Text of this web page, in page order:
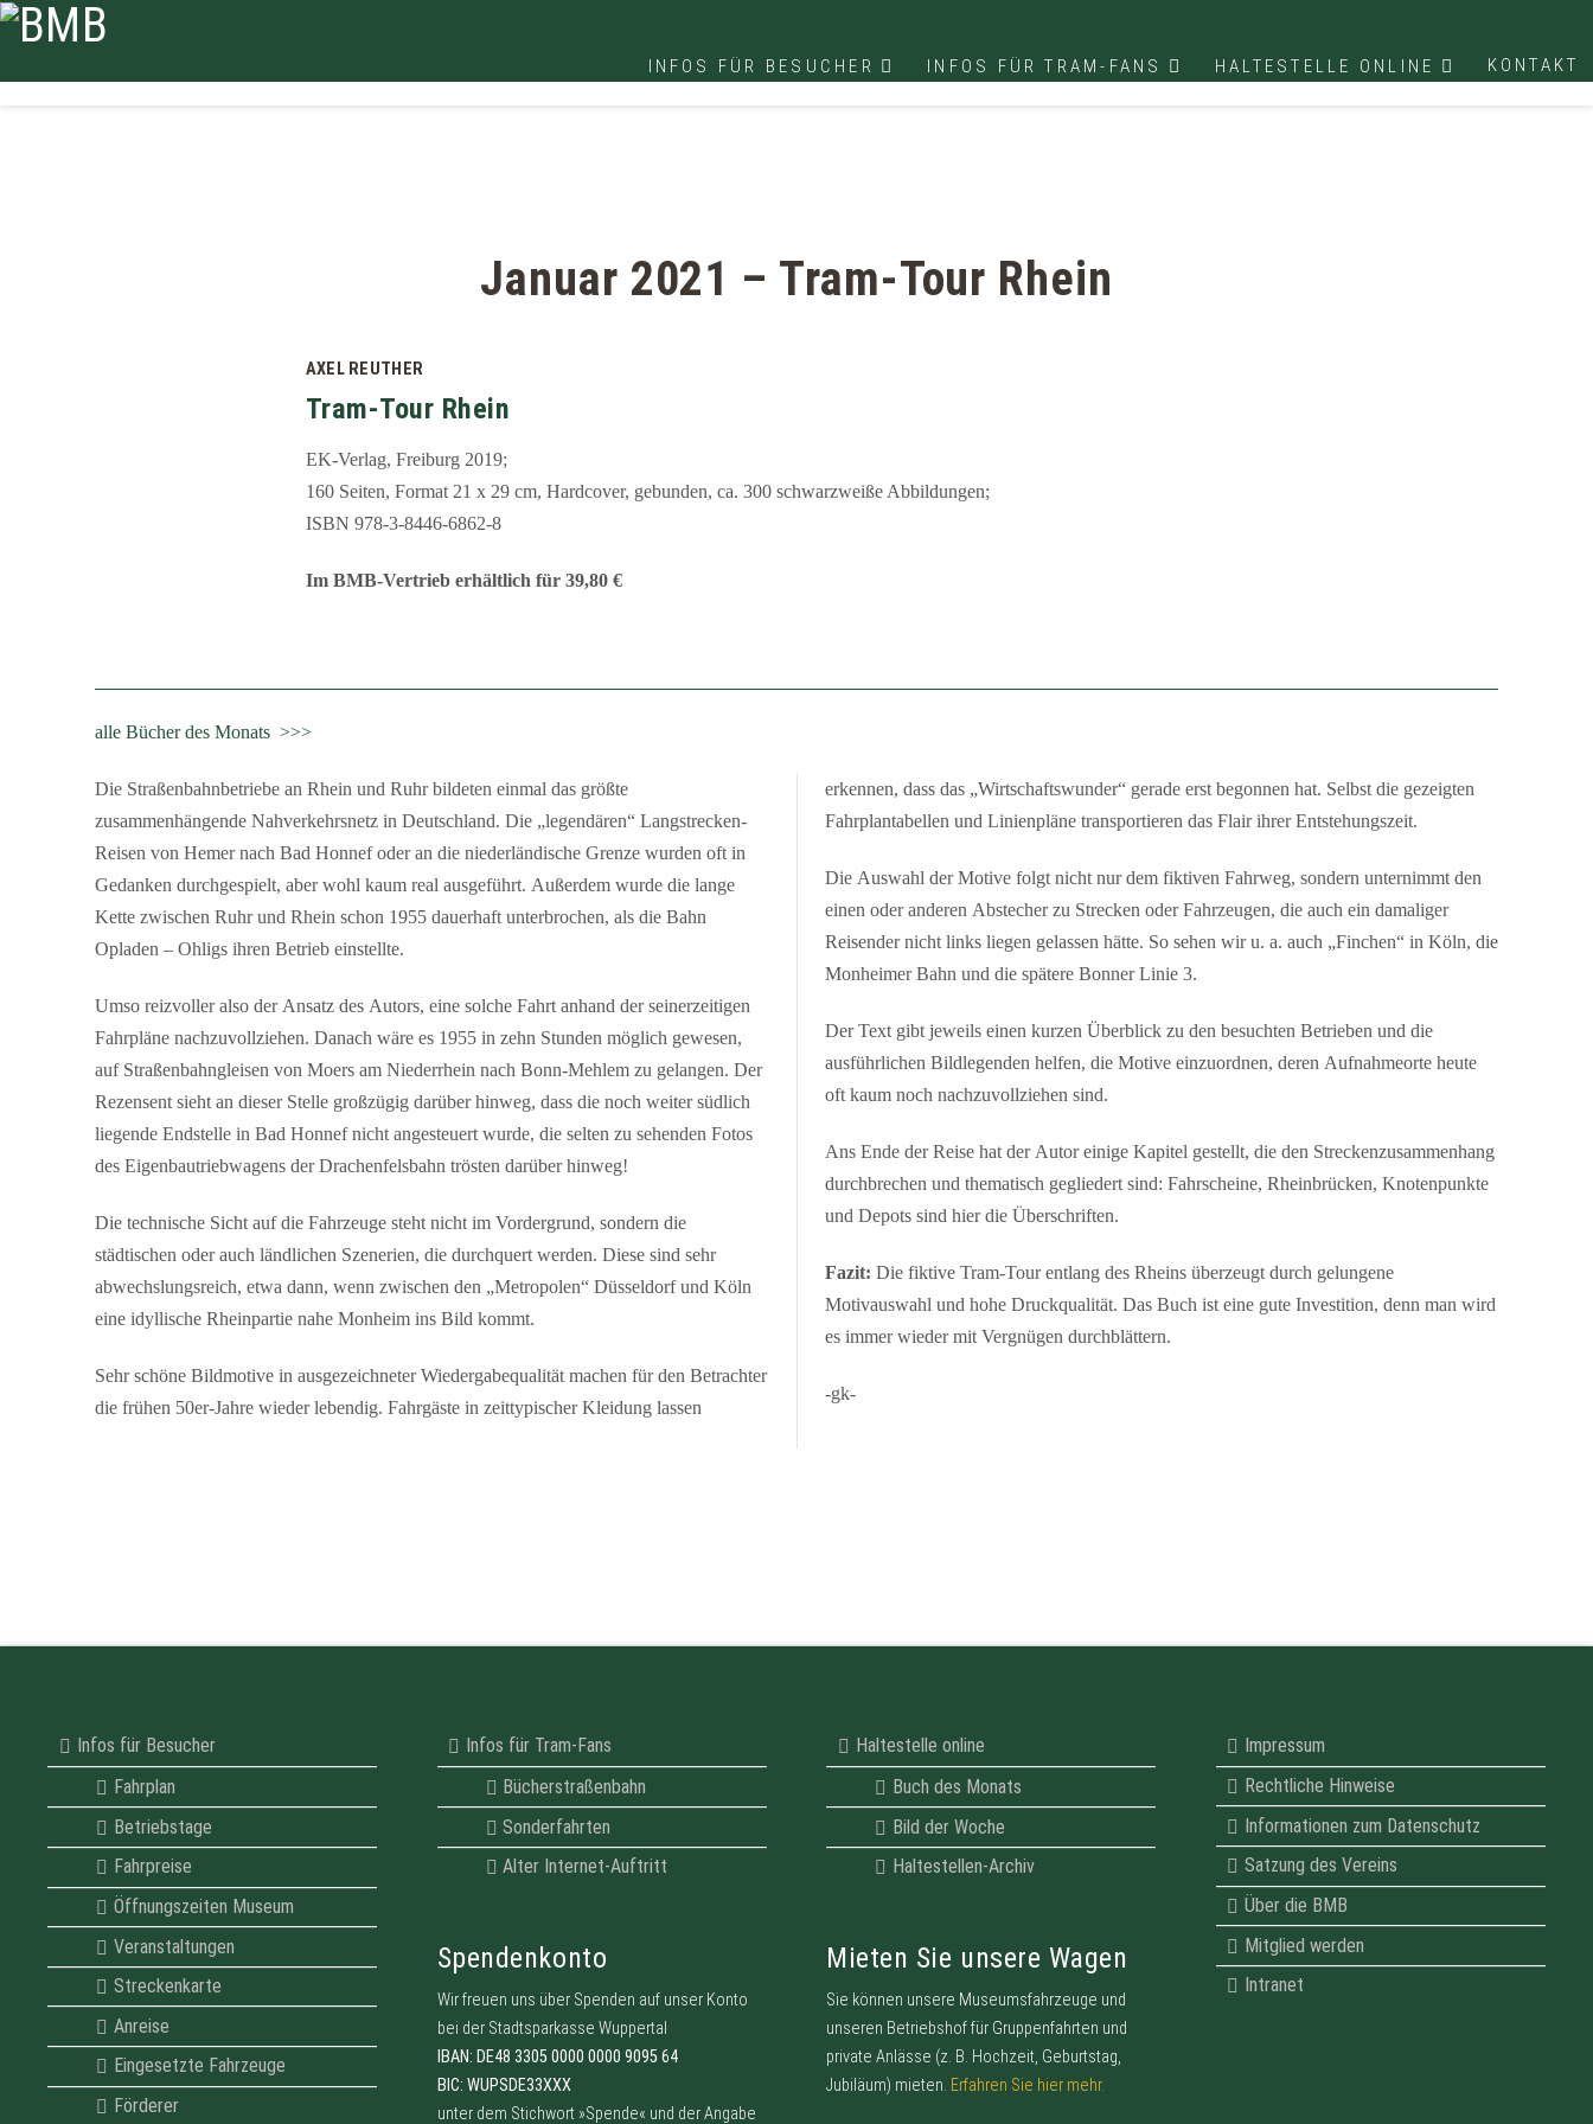
INFOS FÜR BESUCHER INFOS FÜR TRAM-FANS HALTESTELLE ONLINE KONTAKT
Januar 2021 – Tram-Tour Rhein
AXEL REUTHER
Tram-Tour Rhein
EK-Verlag, Freiburg 2019;
160 Seiten, Format 21 x 29 cm, Hardcover, gebunden, ca. 300 schwarzweiße Abbildungen;
ISBN 978-3-8446-6862-8
Im BMB-Vertrieb erhältlich für 39,80 €
alle Bücher des Monats >>>
Die Straßenbahnbetriebe an Rhein und Ruhr bildeten einmal das größte
zusammenhängende Nahverkehrsnetz in Deutschland. Die „legendären“ Langstrecken-
Reisen von Hemer nach Bad Honnef oder an die niederländische Grenze wurden oft in
Gedanken durchgespielt, aber wohl kaum real ausgeführt. Außerdem wurde die lange
Kette zwischen Ruhr und Rhein schon 1955 dauerhaft unterbrochen, als die Bahn
Opladen – Ohligs ihren Betrieb einstellte.
Umso reizvoller also der Ansatz des Autors, eine solche Fahrt anhand der seinerzeitigen
Fahrpläne nachzuvollziehen. Danach wäre es 1955 in zehn Stunden möglich gewesen,
auf Straßenbahngleisen von Moers am Niederrhein nach Bonn-Mehlem zu gelangen. Der
Rezensent sieht an dieser Stelle großzügig darüber hinweg, dass die noch weiter südlich
liegende Endstelle in Bad Honnef nicht angesteuert wurde, die selten zu sehenden Fotos
des Eigenbautriebwagens der Drachenfelsbahn trösten darüber hinweg!
Die technische Sicht auf die Fahrzeuge steht nicht im Vordergrund, sondern die
städtischen oder auch ländlichen Szenerien, die durchquert werden. Diese sind sehr
abwechslungsreich, etwa dann, wenn zwischen den „Metropolen“ Düsseldorf und Köln
eine idyllische Rheinpartie nahe Monheim ins Bild kommt.
Sehr schöne Bildmotive in ausgezeichneter Wiedergabequalität machen für den Betrachter
die frühen 50er-Jahre wieder lebendig. Fahrgäste in zeittypischer Kleidung lassen
erkennen, dass das „Wirtschaftswunder“ gerade erst begonnen hat. Selbst die gezeigten
Fahrplantabellen und Linienpläne transportieren das Flair ihrer Entstehungszeit.
Die Auswahl der Motive folgt nicht nur dem fiktiven Fahrweg, sondern unternimmt den
einen oder anderen Abstecher zu Strecken oder Fahrzeugen, die auch ein damaliger
Reisender nicht links liegen gelassen hätte. So sehen wir u. a. auch „Finchen“ in Köln, die
Monheimer Bahn und die spätere Bonner Linie 3.
Der Text gibt jeweils einen kurzen Überblick zu den besuchten Betrieben und die
ausführlichen Bildlegenden helfen, die Motive einzuordnen, deren Aufnahmeorte heute
oft kaum noch nachzuvollziehen sind.
Ans Ende der Reise hat der Autor einige Kapitel gestellt, die den Streckenzusammenhang
durchbrechen und thematisch gegliedert sind: Fahrscheine, Rheinbrücken, Knotenpunkte
und Depots sind hier die Überschriften.
Fazit: Die fiktive Tram-Tour entlang des Rheins überzeugt durch gelungene
Motivauswahl und hohe Druckqualität. Das Buch ist eine gute Investition, denn man wird
es immer wieder mit Vergnügen durchblättern.
-gk-
Infos für Besucher
Fahrplan
Betriebstage
Fahrpreise
Öffnungszeiten Museum
Veranstaltungen
Streckenkarte
Anreise
Eingesetzte Fahrzeuge
Förderer
Infos für Tram-Fans
Bücherstraßenbahn
Sonderfahrten
Alter Internet-Auftritt
Spendenkonto
Wir freuen uns über Spenden auf unser Konto
bei der Stadtsparkasse Wuppertal
IBAN: DE48 3305 0000 0000 9095 64
BIC: WUPSDE33XXX
unter dem Stichwort »Spende« und der Angabe
Haltestelle online
Buch des Monats
Bild der Woche
Haltestellen-Archiv
Mieten Sie unsere Wagen
Sie können unsere Museumsfahrzeuge und
unseren Betriebshof für Gruppenfahrten und
private Anlässe (z. B. Hochzeit, Geburtstag,
Jubiläum) mieten. Erfahren Sie hier mehr.
Impressum
Rechtliche Hinweise
Informationen zum Datenschutz
Satzung des Vereins
Über die BMB
Mitglied werden
Intranet